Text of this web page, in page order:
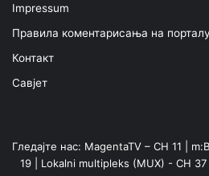
Impressum
Правила коментарисања на
Контакт
Савјет
Гледајте нас: MagentaTV – CH 11 |
19 | Lokalni multipleks (MUX) - CH 37